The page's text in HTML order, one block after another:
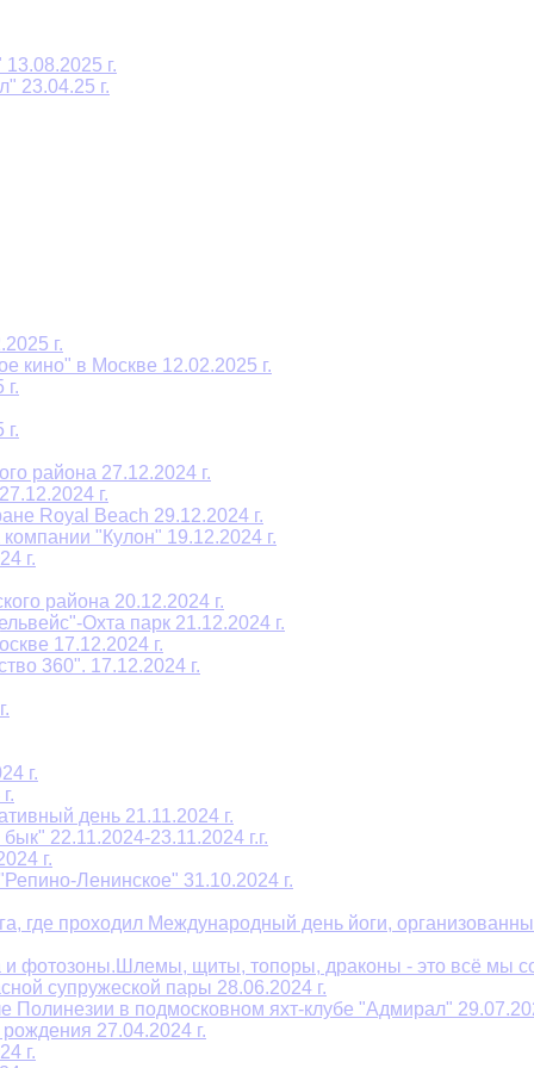
г.
23.04.25 г.
г.
кино" в Москве 12.02.2025 г.
района 27.12.2024 г.
г.
Royal Beach 29.12.2024 г.
"Кулон" 19.12.2024 г.
г.
района 20.12.2024 г.
Охта парк 21.12.2024 г.
17.12.2024 г.
360". 17.12.2024 г.
г.
день 21.11.2024 г.
22.11.2024-23.11.2024 г.г.
г.
Ленинское" 31.10.2024 г.
где проходил Международный день йоги,
и фотозоны.Шлемы, щиты, топоры, драконы - это всё мы
супружеской пары 28.06.2024 г.
Полинезии в подмосковном яхт-клубе "Адмирал"
27.04.2024 г.
г.